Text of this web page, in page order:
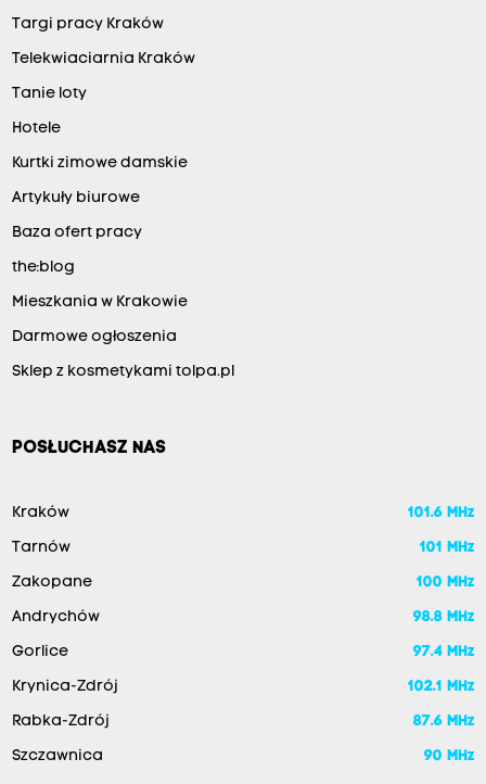
Targi pracy Kraków
Telekwiaciarnia Kraków
Tanie loty
Hotele
Kurtki zimowe damskie
Artykuły biurowe
Baza ofert pracy
the:blog
Mieszkania w Krakowie
Darmowe ogłoszenia
Sklep z kosmetykami tolpa.pl
POSŁUCHASZ NAS
Kraków 101.6 MHz
Tarnów 101 MHz
Zakopane 100 MHz
Andrychów 98.8 MHz
Gorlice 97.4 MHz
Krynica-Zdrój 102.1 MHz
Rabka-Zdrój 87.6 MHz
Szczawnica 90 MHz